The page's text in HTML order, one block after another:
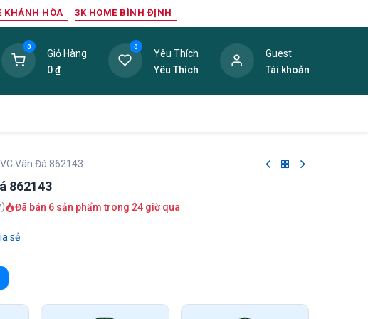
KHÁNH HÒA 3K HOME BÌNH ĐỊNH
0
Giỏ Hàng
0₫
0
Yêu Thích
Yêu Thích
Guest
Tài khoản
Vân Đá 862143
862143
Đã bán 6 sản phẩm trong 24 giờ qua
sẻ